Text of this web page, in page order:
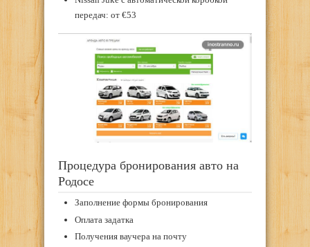
передач: от €53
Процедура бронирования авто на
Родосе
Заполнение формы бронирования
Оплата задатка
Получения ваучера на почту